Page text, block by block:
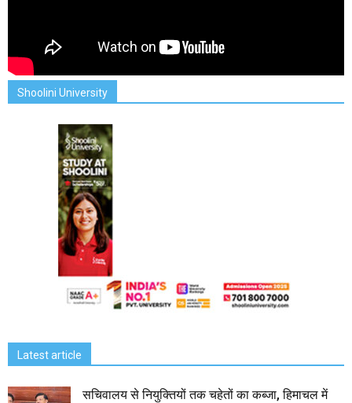
Shoolini University
Latest article
सचिवालय से नियुक्तियों तक चहेतों का कब्जा, हिमाचल में